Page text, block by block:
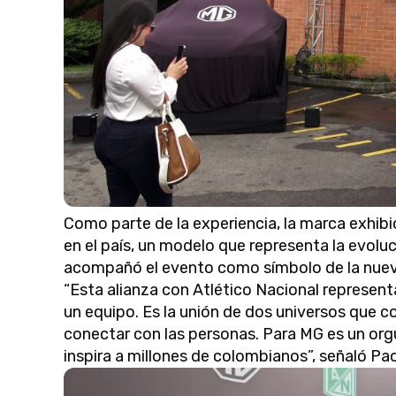
Como parte de la experiencia, la marca
en el país, un modelo que representa la
acompañó el evento como símbolo de la
“Esta alianza con Atlético Nacional
un equipo. Es la unión de dos universos que
conectar con las personas. Para MG es un
inspira a millones de colombianos”, señaló